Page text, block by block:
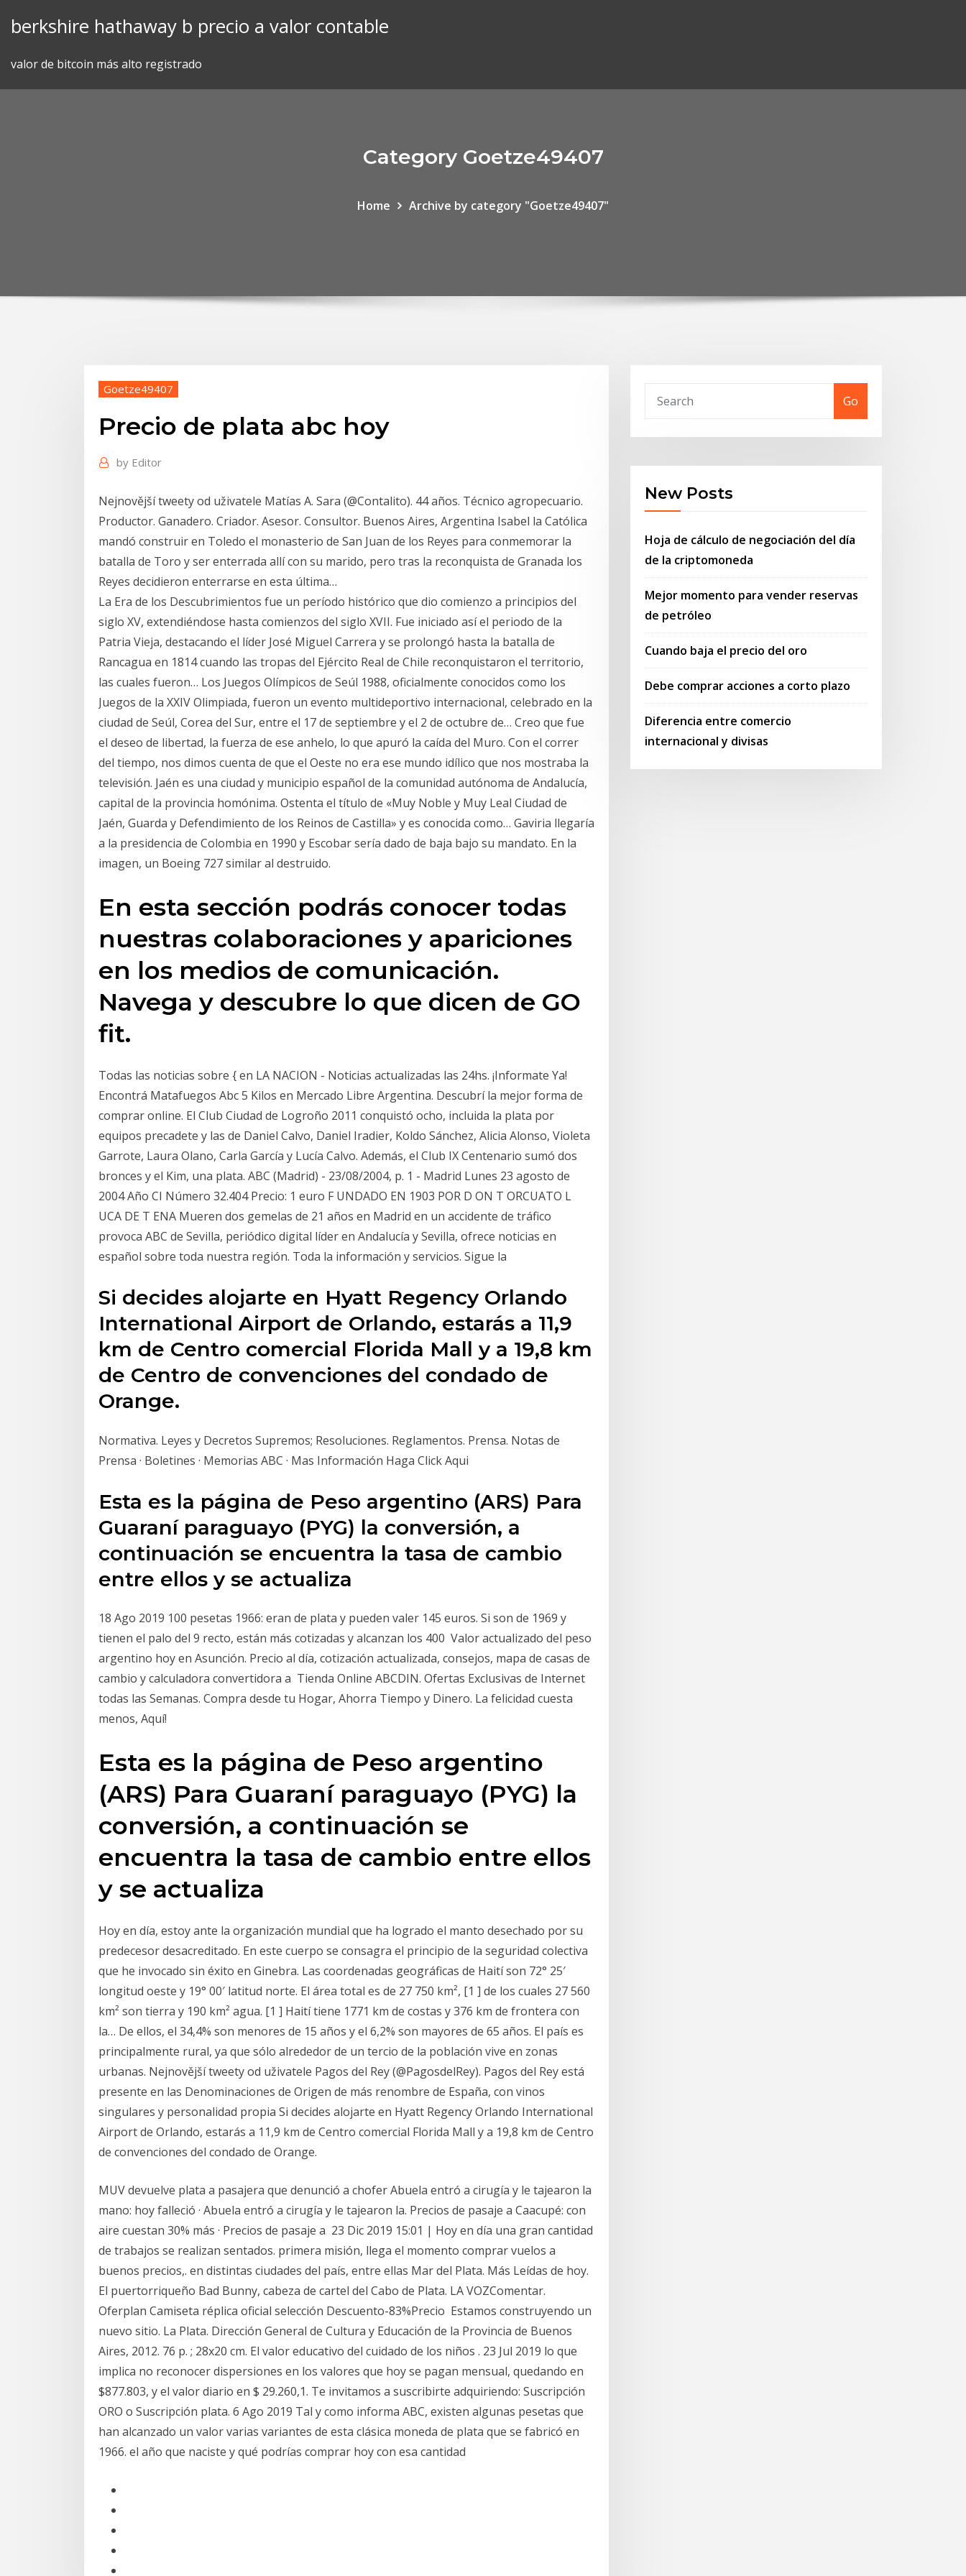
berkshire hathaway b precio a valor contable
valor de bitcoin más alto registrado
Category Goetze49407
Home Archive by category "Goetze49407"
Goetze49407
Precio de plata abc hoy
by Editor
Nejnovější tweety od uživatele Matías A. Sara (@Contalito). 44 años. Técnico agropecuario.
Productor. Ganadero. Criador. Asesor. Consultor. Buenos Aires, Argentina Isabel la Católica
mandó construir en Toledo el monasterio de San Juan de los Reyes para conmemorar la
batalla de Toro y ser enterrada allí con su marido, pero tras la reconquista de Granada los
Reyes decidieron enterrarse en esta última…
La Era de los Descubrimientos fue un período histórico que dio comienzo a principios del
siglo XV, extendiéndose hasta comienzos del siglo XVII. Fue iniciado así el periodo de la
Patria Vieja, destacando el líder José Miguel Carrera y se prolongó hasta la batalla de
Rancagua en 1814 cuando las tropas del Ejército Real de Chile reconquistaron el territorio,
las cuales fueron… Los Juegos Olímpicos de Seúl 1988, oficialmente conocidos como los
Juegos de la XXIV Olimpiada, fueron un evento multideportivo internacional, celebrado en la
ciudad de Seúl, Corea del Sur, entre el 17 de septiembre y el 2 de octubre de… Creo que fue
el deseo de libertad, la fuerza de ese anhelo, lo que apuró la caída del Muro. Con el correr
del tiempo, nos dimos cuenta de que el Oeste no era ese mundo idílico que nos mostraba la
televisión. Jaén es una ciudad y municipio español de la comunidad autónoma de Andalucía,
capital de la provincia homónima. Ostenta el título de «Muy Noble y Muy Leal Ciudad de
Jaén, Guarda y Defendimiento de los Reinos de Castilla» y es conocida como… Gaviria llegaría
a la presidencia de Colombia en 1990 y Escobar sería dado de baja bajo su mandato. En la
imagen, un Boeing 727 similar al destruido.
En esta sección podrás conocer todas
nuestras colaboraciones y apariciones
en los medios de comunicación.
Navega y descubre lo que dicen de GO
fit.
Todas las noticias sobre { en LA NACION - Noticias actualizadas las 24hs. ¡Informate Ya!
Encontrá Matafuegos Abc 5 Kilos en Mercado Libre Argentina. Descubrí la mejor forma de
comprar online. El Club Ciudad de Logroño 2011 conquistó ocho, incluida la plata por
equipos precadete y las de Daniel Calvo, Daniel Iradier, Koldo Sánchez, Alicia Alonso, Violeta
Garrote, Laura Olano, Carla García y Lucía Calvo. Además, el Club IX Centenario sumó dos
bronces y el Kim, una plata. ABC (Madrid) - 23/08/2004, p. 1 - Madrid Lunes 23 agosto de
2004 Año CI Número 32.404 Precio: 1 euro F UNDADO EN 1903 POR D ON T ORCUATO L
UCA DE T ENA Mueren dos gemelas de 21 años en Madrid en un accidente de tráfico
provoca ABC de Sevilla, periódico digital líder en Andalucía y Sevilla, ofrece noticias en
español sobre toda nuestra región. Toda la información y servicios. Sigue la
Si decides alojarte en Hyatt Regency Orlando
International Airport de Orlando, estarás a 11,9
km de Centro comercial Florida Mall y a 19,8 km
de Centro de convenciones del condado de
Orange.
Normativa. Leyes y Decretos Supremos; Resoluciones. Reglamentos. Prensa. Notas de
Prensa · Boletines · Memorias ABC · Mas Información Haga Click Aqui
Esta es la página de Peso argentino (ARS) Para
Guaraní paraguayo (PYG) la conversión, a
continuación se encuentra la tasa de cambio
entre ellos y se actualiza
18 Ago 2019 100 pesetas 1966: eran de plata y pueden valer 145 euros. Si son de 1969 y
tienen el palo del 9 recto, están más cotizadas y alcanzan los 400 Valor actualizado del peso
argentino hoy en Asunción. Precio al día, cotización actualizada, consejos, mapa de casas de
cambio y calculadora convertidora a Tienda Online ABCDIN. Ofertas Exclusivas de Internet
todas las Semanas. Compra desde tu Hogar, Ahorra Tiempo y Dinero. La felicidad cuesta
menos, Aquí!
Esta es la página de Peso argentino
(ARS) Para Guaraní paraguayo (PYG) la
conversión, a continuación se
encuentra la tasa de cambio entre ellos
y se actualiza
Hoy en día, estoy ante la organización mundial que ha logrado el manto desechado por su
predecesor desacreditado. En este cuerpo se consagra el principio de la seguridad colectiva
que he invocado sin éxito en Ginebra. Las coordenadas geográficas de Haití son 72° 25′
longitud oeste y 19° 00′ latitud norte. El área total es de 27 750 km², [1 ] de los cuales 27 560
km² son tierra y 190 km² agua. [1 ] Haití tiene 1771 km de costas y 376 km de frontera con
la… De ellos, el 34,4% son menores de 15 años y el 6,2% son mayores de 65 años. El país es
principalmente rural, ya que sólo alrededor de un tercio de la población vive en zonas
urbanas. Nejnovější tweety od uživatele Pagos del Rey (@PagosdelRey). Pagos del Rey está
presente en las Denominaciones de Origen de más renombre de España, con vinos
singulares y personalidad propia Si decides alojarte en Hyatt Regency Orlando International
Airport de Orlando, estarás a 11,9 km de Centro comercial Florida Mall y a 19,8 km de Centro
de convenciones del condado de Orange.
MUV devuelve plata a pasajera que denunció a chofer Abuela entró a cirugía y le tajearon la
mano: hoy falleció · Abuela entró a cirugía y le tajearon la. Precios de pasaje a Caacupé: con
aire cuestan 30% más · Precios de pasaje a 23 Dic 2019 15:01 | Hoy en día una gran cantidad
de trabajos se realizan sentados. primera misión, llega el momento comprar vuelos a
buenos precios,. en distintas ciudades del país, entre ellas Mar del Plata. Más Leídas de hoy.
El puertorriqueño Bad Bunny, cabeza de cartel del Cabo de Plata. LA VOZComentar.
Oferplan Camiseta réplica oficial selección Descuento-83%Precio Estamos construyendo un
nuevo sitio. La Plata. Dirección General de Cultura y Educación de la Provincia de Buenos
Aires, 2012. 76 p. ; 28x20 cm. El valor educativo del cuidado de los niños . 23 Jul 2019 lo que
implica no reconocer dispersiones en los valores que hoy se pagan mensual, quedando en
$877.803, y el valor diario en $ 29.260,1. Te invitamos a suscribirte adquiriendo: Suscripción
ORO o Suscripción plata. 6 Ago 2019 Tal y como informa ABC, existen algunas pesetas que
han alcanzado un valor varias variantes de esta clásica moneda de plata que se fabricó en
1966. el año que naciste y qué podrías comprar hoy con esa cantidad
Go
New Posts
Hoja de cálculo de negociación del día
de la criptomoneda
Mejor momento para vender reservas
de petróleo
Cuando baja el precio del oro
Debe comprar acciones a corto plazo
Diferencia entre comercio
internacional y divisas